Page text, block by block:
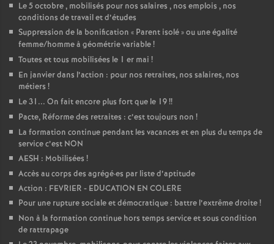
Le 5 octobre , mobilisés pour nos salaires , nos emplois , nos
conditions de travail et d’études
Suppression de la bonification « Parent isolé» ou une égalité
femme/homme à géométrie variable!
Toutes et tous mobilisées le 1 er mai !
En janvier dans l’action : pour nos retraites, nos salaires, nos
métiers !
Le 31... On fait encore plus fort que le 19!!
Pacte, Réforme des retraites : c’est toujours non !
La formation continue pendant les vacances et en plus du temps de
service c’est NON
AESH : Mobilisées !
Accès au corps des agrégé·es par liste d’aptitude
Action : FEVRIER - EDUCATION EN COLERE
Pour une rupture sociale et démocratique : battre l’extrême droite!
Non à la formation continue hors temps service et sous condition
de rattrapage